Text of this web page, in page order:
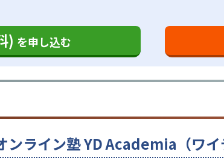
) を申し込む
ンライン塾 YD Academia（ワ